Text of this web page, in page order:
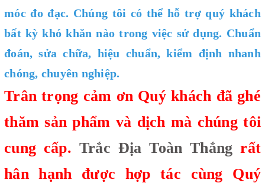
móc đo đạc. Chúng tôi có thể hỗ trợ quý khách
bất kỳ khó khăn nào trong việc sử dụng. Chuẩn
đoán, sửa chữa, hiệu chuẩn, kiểm định nhanh
chóng, chuyên nghiệp.
Trân trọng cảm ơn Quý khách đã ghé
thăm sản phẩm và dịch mà chúng tôi
cung cấp. Trắc Địa Toàn Thắng rất
hân hạnh được hợp tác cùng Quý